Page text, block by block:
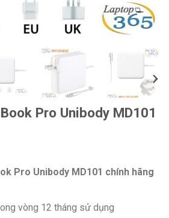
Pro Unibody MD101
Pro Unibody MD101 chính hãng
vòng 12 tháng sử dụng